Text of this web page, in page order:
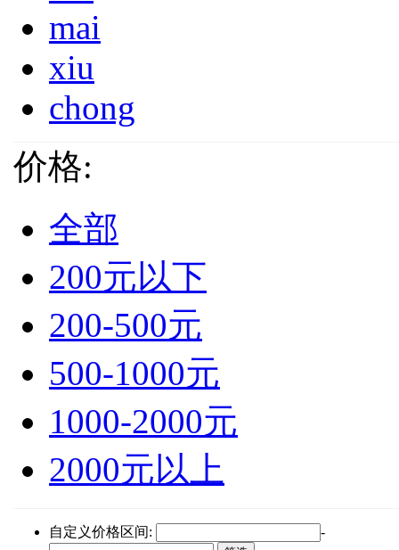
mai
xiu
chong
价格:
全部
200元以下
200-500元
500-1000元
1000-2000元
2000元以上
自定义价格区间: -